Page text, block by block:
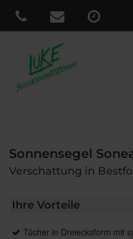
Sonnensegel
Verschattung in
Ihre Vorteile
Tücher in Dreiecksform mit